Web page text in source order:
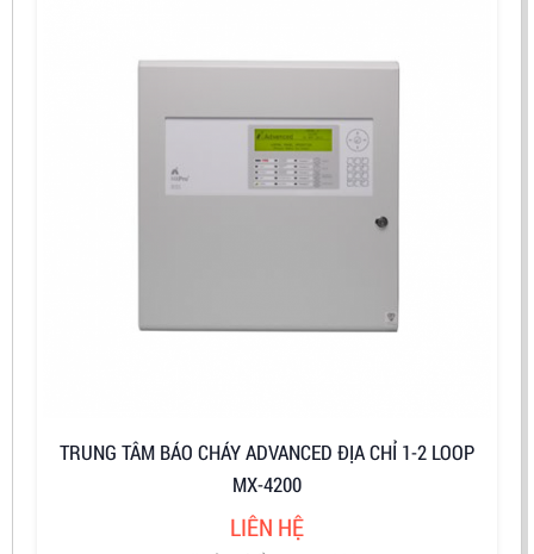
TRUNG TÂM BÁO CHÁY ADVANCED ĐỊA CHỈ 1-2 LOOP
MX-4200
LIÊN HỆ